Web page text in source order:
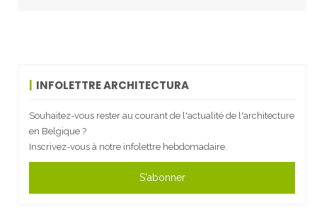
INFOLETTRE ARCHITECTURA
Souhaitez-vous rester au courant de l'actualité de l'architecture
en Belgique ?
Inscrivez-vous à notre infolettre hebdomadaire.
S'abonner